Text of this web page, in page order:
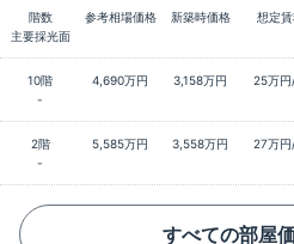
階数 参考相場価格 新築時価格 想定
主要採光面
10階 4,690万円 3,158万円 25万円
-
2階 5,585万円 3,558万円 27万円
-
すべての部屋